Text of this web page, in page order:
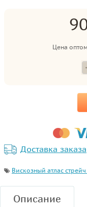
Цена
Доставка заказа
Вискозный атлас
Описание